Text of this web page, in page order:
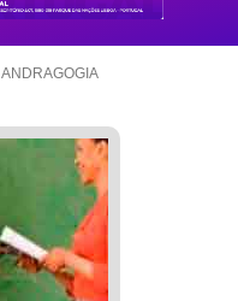
ANDRAGOGIA